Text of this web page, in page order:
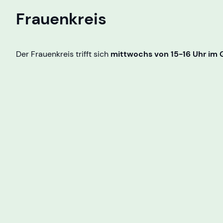
Frauenkreis
Der Frauenkreis trifft sich mittwochs von 15-16 Uhr im